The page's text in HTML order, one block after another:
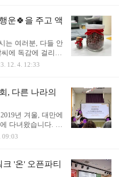
본 영화보다 뮤지컬
. 레미제라블이 이
들에게 초대장도
지 중 공개로 작성
. 모든 생존자 여러
년 잘 보내시고,
할 수 있길 바라
, 반성폭력 운동
운🍀을 주고 액
는 여러분, 다들 안
에 독감에 걸리지
독하게 걸려 콜록
에 남지 않았다니!
다 이루셨나요?
제를 적는 저의 모
하겠다. 2번, 공부
그런 거 아니겠
면 한 달이나 남은
기억을 2023년
12. 4. 12:33
, 다른 나라의
년 겨울, 대만에
다녀왔습니다. 지
올릴 거라 예고했
청소년쉼터 기관방
합니다..) 뭐? 이
09:03
'온' 오픈파티